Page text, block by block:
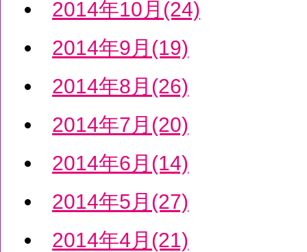
2014年10月(24)
2014年9月(19)
2014年8月(26)
2014年7月(20)
2014年6月(14)
2014年5月(27)
2014年4月(21)